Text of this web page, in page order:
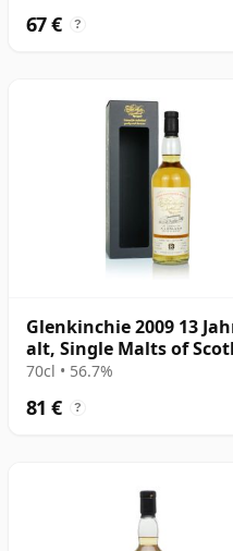
67 € ?
Glenkinchie 2009 13
alt, Single Malts of
Cask #303995
70cl • 56.7%
81 € ?